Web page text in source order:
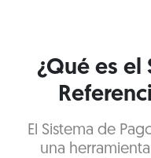
¿Qué es el
El Sistema de
una